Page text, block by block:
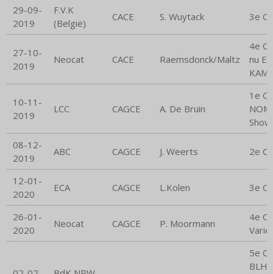
29-09-
2019
F.V.K
(België)
CACE S. Wuytack 3e
27-10-
2019
Neocat CACE Raemsdonck/Maltz
4e
nu
10-11-
2019
LCC CAGCE A. De Bruin
1e
Show
08-12-
2019
ABC CAGCE J. Weerts 2e
12-01-
2020
ECA CAGCE L.Kolen 3e
26-01-
2020
Neocat CAGCE P. Moormann
4e
5e
BLH,